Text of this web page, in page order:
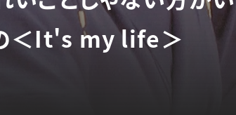
＜It's my life＞